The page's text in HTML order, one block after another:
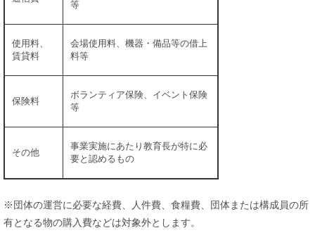
等
使用料、
賃貸料
会場使用料、機器・備品等の借上
料等
保険料
ボランティア保険、イベント保険
等
その他
事業実施にあたり教育長が特に必
要と認めるもの
※団体の運営に必要な経費、人件費、食糧費、団体または構成員の所
有となる物の購入費などは対象外とします。